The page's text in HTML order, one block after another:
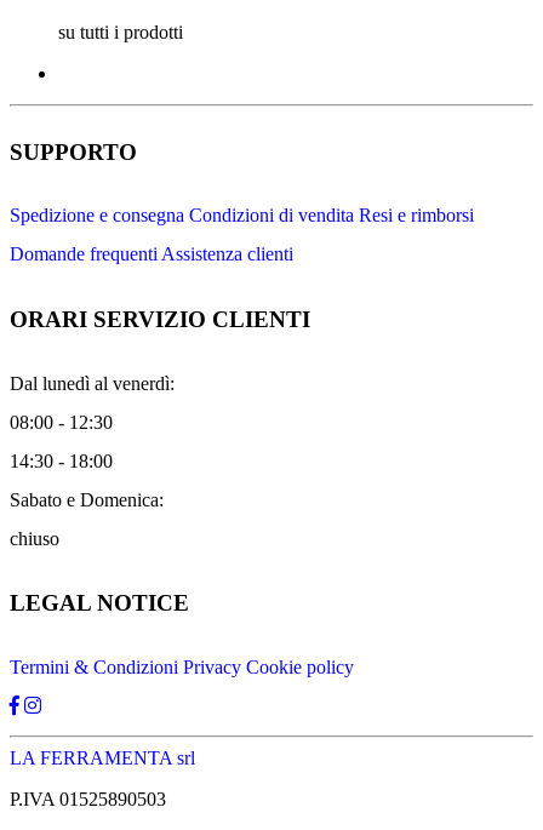
su tutti i prodotti
SUPPORTO
Spedizione e consegna Condizioni di vendita Resi e rimborsi
Domande frequenti Assistenza clienti
ORARI SERVIZIO CLIENTI
Dal lunedì al venerdì:
08:00 - 12:30
14:30 - 18:00
Sabato e Domenica:
chiuso
LEGAL NOTICE
Termini & Condizioni Privacy Cookie policy
LA FERRAMENTA srl
P.IVA 01525890503